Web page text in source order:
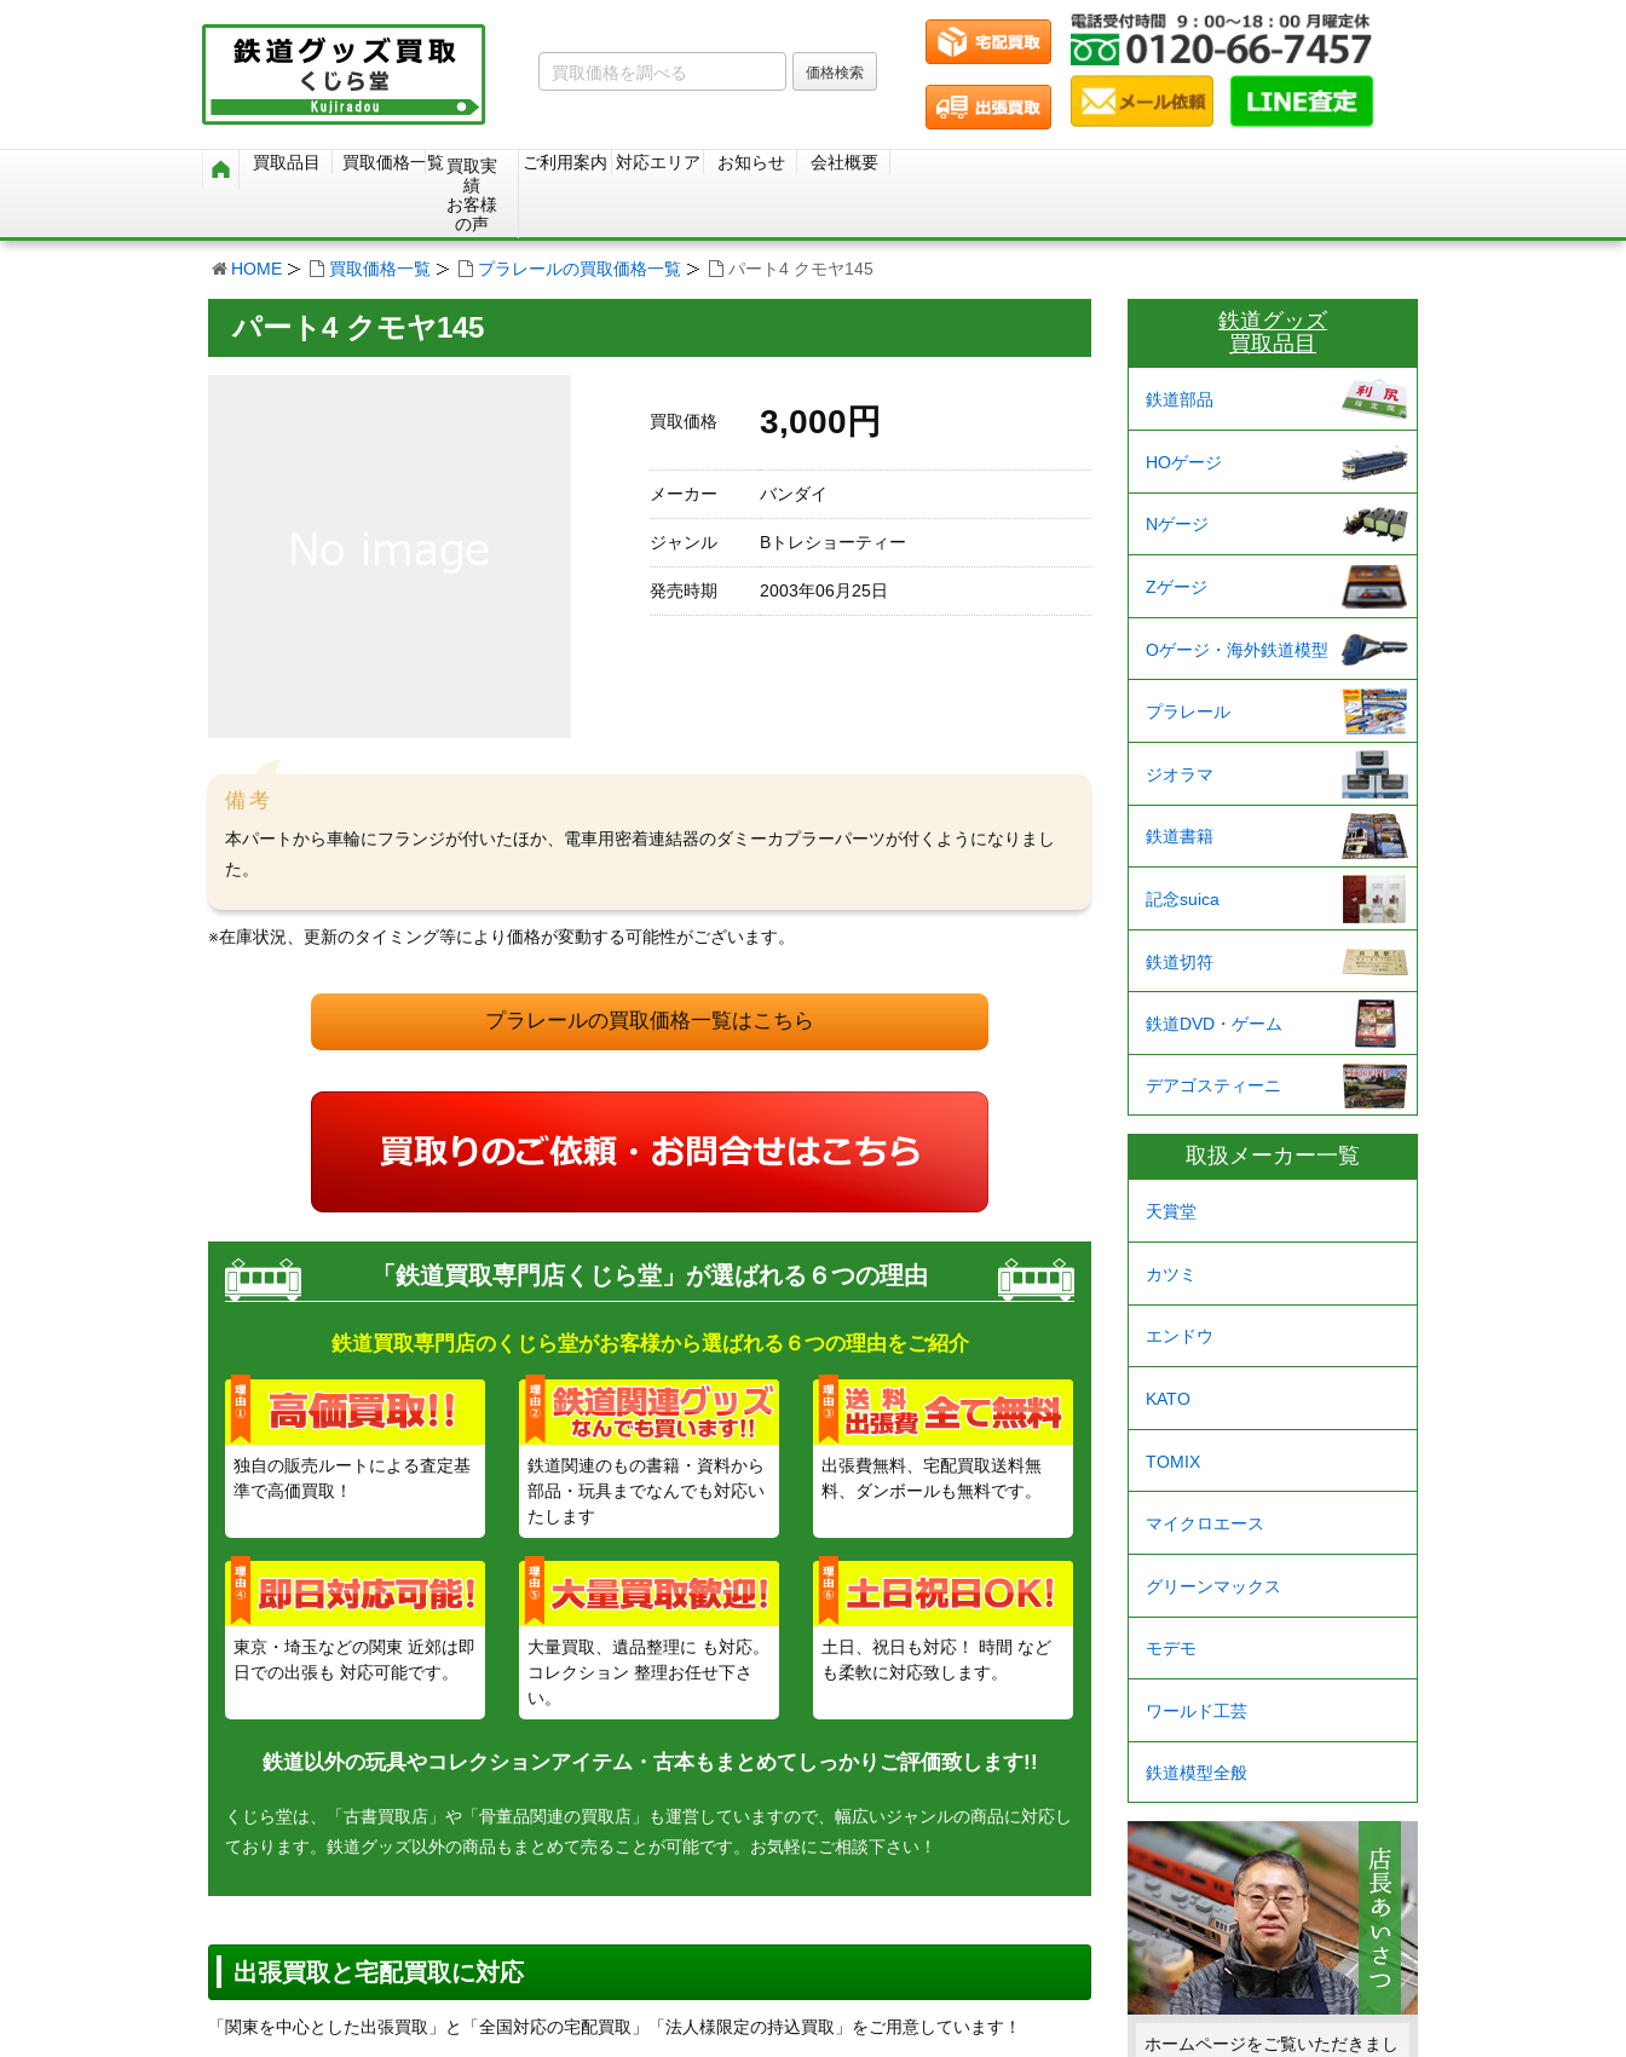
買取品目 買取価格一覧買取実
績
お客様
の声
ご利用案内 対応エリア お知らせ 会社概要
HOME 買取価格一覧 プラレールの買取価格一覧 パート4 クモヤ145
パート4 クモヤ145
買取価格 3,000円
メーカー バンダイ
ジャンル Bトレショーティー
発売時期 2003年06月25日
備考
本パートから車輪にフランジが付いたほか、電車用密着連結器のダミーカプラーパーツが付くようになりまし
た。
※在庫状況、更新のタイミング等により価格が変動する可能性がございます。
プラレールの買取価格一覧はこちら
「鉄道買取専門店くじら堂」が選ばれる６つの理由
鉄道買取専門店のくじら堂がお客様から選ばれる６つの理由をご紹介
独自の販売ルートによる査定基
準で高価買取！
鉄道関連のもの書籍・資料から
部品・玩具までなんでも対応い
たします
出張費無料、宅配買取送料無
料、ダンボールも無料です。
東京・埼玉などの関東 近郊は即
日での出張も 対応可能です。
大量買取、遺品整理に も対応。
コレクション 整理お任せ下さ
い。
土日、祝日も対応！ 時間 など
も柔軟に対応致します。
鉄道以外の玩具やコレクションアイテム・古本もまとめてしっかりご評価致します!!
くじら堂は、「古書買取店」や「骨董品関連の買取店」も運営していますので、幅広いジャンルの商品に対応し
ております。鉄道グッズ以外の商品もまとめて売ることが可能です。お気軽にご相談下さい！
出張買取と宅配買取に対応
「関東を中心とした出張買取」と「全国対応の宅配買取」「法人様限定の持込買取」をご用意しています！
鉄道グッズ
買取品目
鉄道部品
HOゲージ
Nゲージ
Zゲージ
Oゲージ・海外鉄道模型
プラレール
ジオラマ
鉄道書籍
記念suica
鉄道切符
鉄道DVD・ゲーム
デアゴスティーニ
取扱メーカー一覧
天賞堂
カツミ
エンドウ
KATO
TOMIX
マイクロエース
グリーンマックス
モデモ
ワールド工芸
鉄道模型全般
ホームページをご覧いただきまし